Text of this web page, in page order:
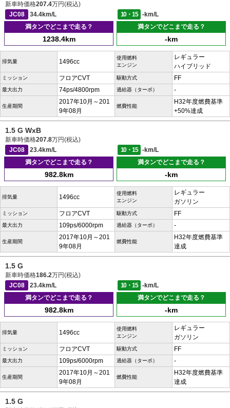
新車時価格207.4万円(税込)
JC08
34.4km/L 10・15
-km/L
満タンでどこまで走る？
1238.4km
満タンでどこまで走る？
-km
排気量 1496cc
使用燃料
エンジン
レギュラー
ハイブリッド
ミッション フロアCVT 駆動方式 FF
最大出力 74ps/4800rpm 過給器（ターボ） -
生産期間
2017年10月～201
9年08月
燃費性能
H32年度燃費基準
+50%達成
1.5 G WxB
新車時価格207.8万円(税込)
JC08
23.4km/L 10・15
-km/L
満タンでどこまで走る？
982.8km
満タンでどこまで走る？
-km
排気量 1496cc
使用燃料
エンジン
レギュラー
ガソリン
ミッション フロアCVT 駆動方式 FF
最大出力 109ps/6000rpm 過給器（ターボ） -
生産期間
2017年10月～201
9年08月
燃費性能
H32年度燃費基準
達成
1.5 G
新車時価格186.2万円(税込)
JC08
23.4km/L 10・15
-km/L
満タンでどこまで走る？
982.8km
満タンでどこまで走る？
-km
排気量 1496cc
使用燃料
エンジン
レギュラー
ガソリン
ミッション フロアCVT 駆動方式 FF
最大出力 109ps/6000rpm 過給器（ターボ） -
生産期間
2017年10月～201
9年08月
燃費性能
H32年度燃費基準
達成
1.5 G